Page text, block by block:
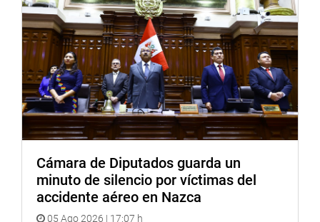
Público 2024 representa un incremento de alrededor de S/
15 000 millones de soles para los gobiernos regionales y
locales en comparación con el presupuesto del presente
año.
OFICINA DE COMUNICACIONES E IMAGEN
INSTITUCIONAL
Cámara de Diputados guarda un
minuto de silencio por víctimas del
accidente aéreo en Nazca
05 Ago 2026 | 17:07 h